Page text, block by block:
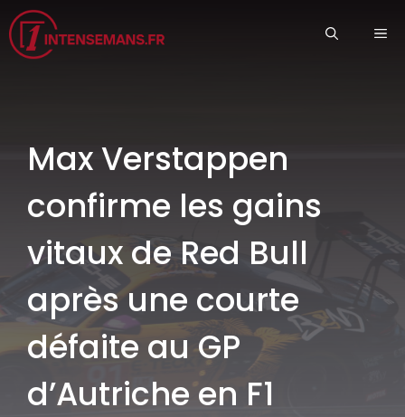
Aller
au
contenu
Max Verstappen
confirme les gains
vitaux de Red Bull
après une courte
défaite au GP
d’Autriche en F1